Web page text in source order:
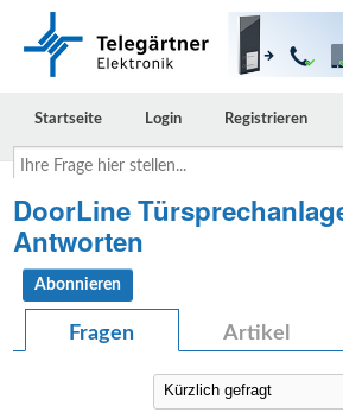
Ihre
Frage
stellen...
Startseite Login Registrieren
DoorLine
Antworten
Abonnieren
Fragen Artikel